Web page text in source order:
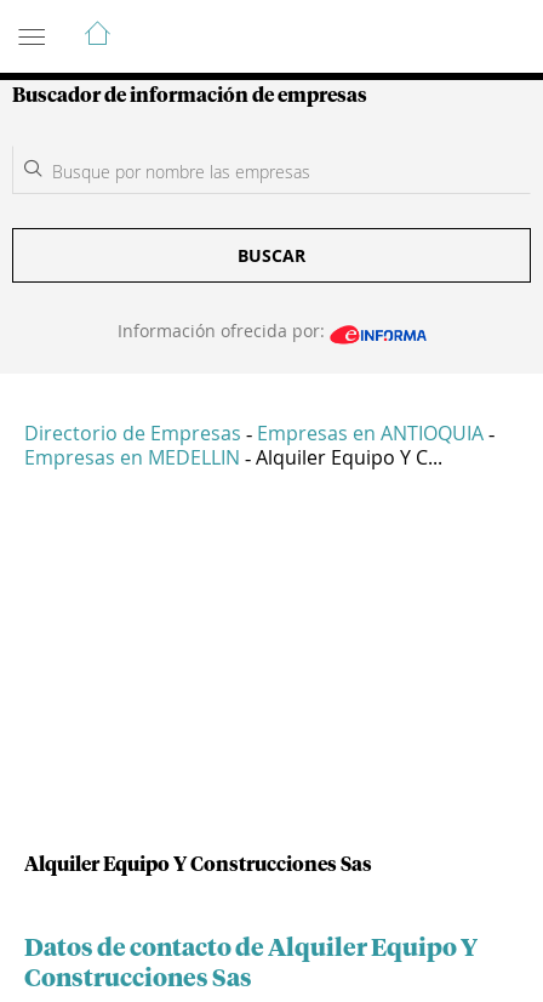
Guía de Empresas Colombianas
Buscador de información de empresas
BUSCAR
Información ofrecida por:
Directorio de Empresas - Empresas en ANTIOQUIA -
Empresas en MEDELLIN - Alquiler Equipo Y C...
Alquiler Equipo Y Construcciones Sas
Datos de contacto de Alquiler Equipo Y
Construcciones Sas